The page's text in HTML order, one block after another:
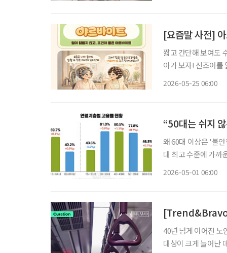
[요즘말 사전]
짧고 간단해 보여도
아가 보자! 신조어를
2026-05-25 06:00
“50대는 쉬지
왜 60대 이상은 '불안한 취업'일까 올해 3월, 50대 이상
대 최고 수준에 가까
2026-05-01 06:00
[Trend&Bravo]
40년 넘게 이어진 노
대상이 크게 늘어난